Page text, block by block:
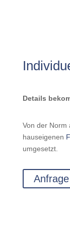
Details
Von der Norm
hauseigenen
umgesetzt.